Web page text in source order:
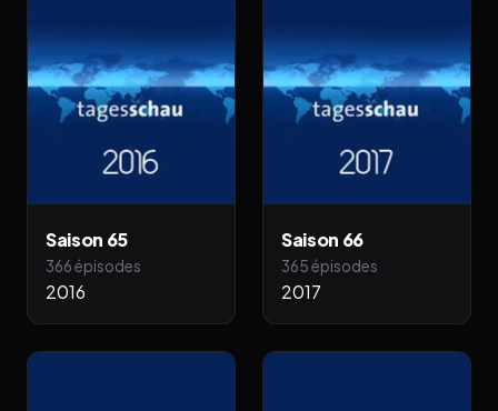
Saison 65
366 épisodes
2016
Saison 66
365 épisodes
2017